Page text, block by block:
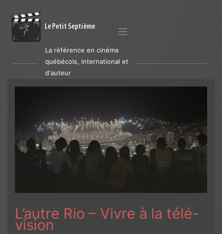
Le Petit Septième
La référence en cinéma
québécois, international et
d'auteur
L’autre Rio – Vivre à la télé-
vision